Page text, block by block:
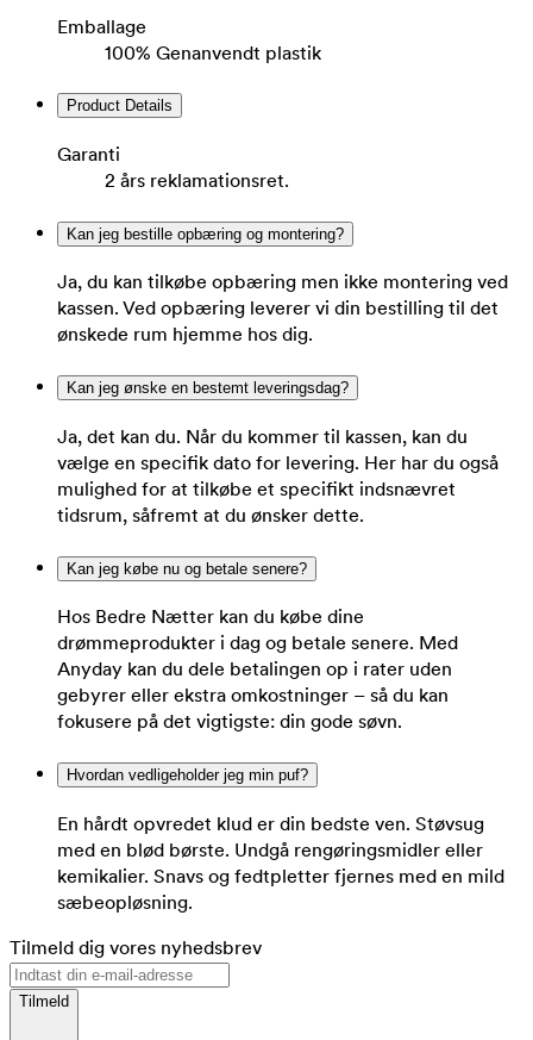
Emballage
100% Genanvendt plastik
Product Details
Garanti
2 års reklamationsret.
Kan jeg bestille opbæring og montering?
Ja, du kan tilkøbe opbæring men ikke montering ved
kassen. Ved opbæring leverer vi din bestilling til det
ønskede rum hjemme hos dig.
Kan jeg ønske en bestemt leveringsdag?
Ja, det kan du. Når du kommer til kassen, kan du
vælge en specifik dato for levering. Her har du også
mulighed for at tilkøbe et specifikt indsnævret
tidsrum, såfremt at du ønsker dette.
Kan jeg købe nu og betale senere?
Hos Bedre Nætter kan du købe dine
drømmeprodukter i dag og betale senere. Med
Anyday kan du dele betalingen op i rater uden
gebyrer eller ekstra omkostninger – så du kan
fokusere på det vigtigste: din gode søvn.
Hvordan vedligeholder jeg min puf?
En hårdt opvredet klud er din bedste ven. Støvsug
med en blød børste. Undgå rengøringsmidler eller
kemikalier. Snavs og fedtpletter fjernes med en mild
sæbeopløsning.
Tilmeld dig vores nyhedsbrev
Tilmeld